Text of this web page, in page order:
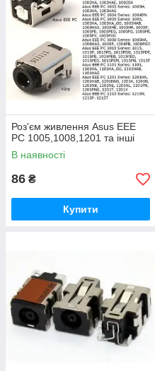
Роз'єм живлення Asus EEE
PC 1005,1008,1201 та інші
В наявності
86 ₴
Купити